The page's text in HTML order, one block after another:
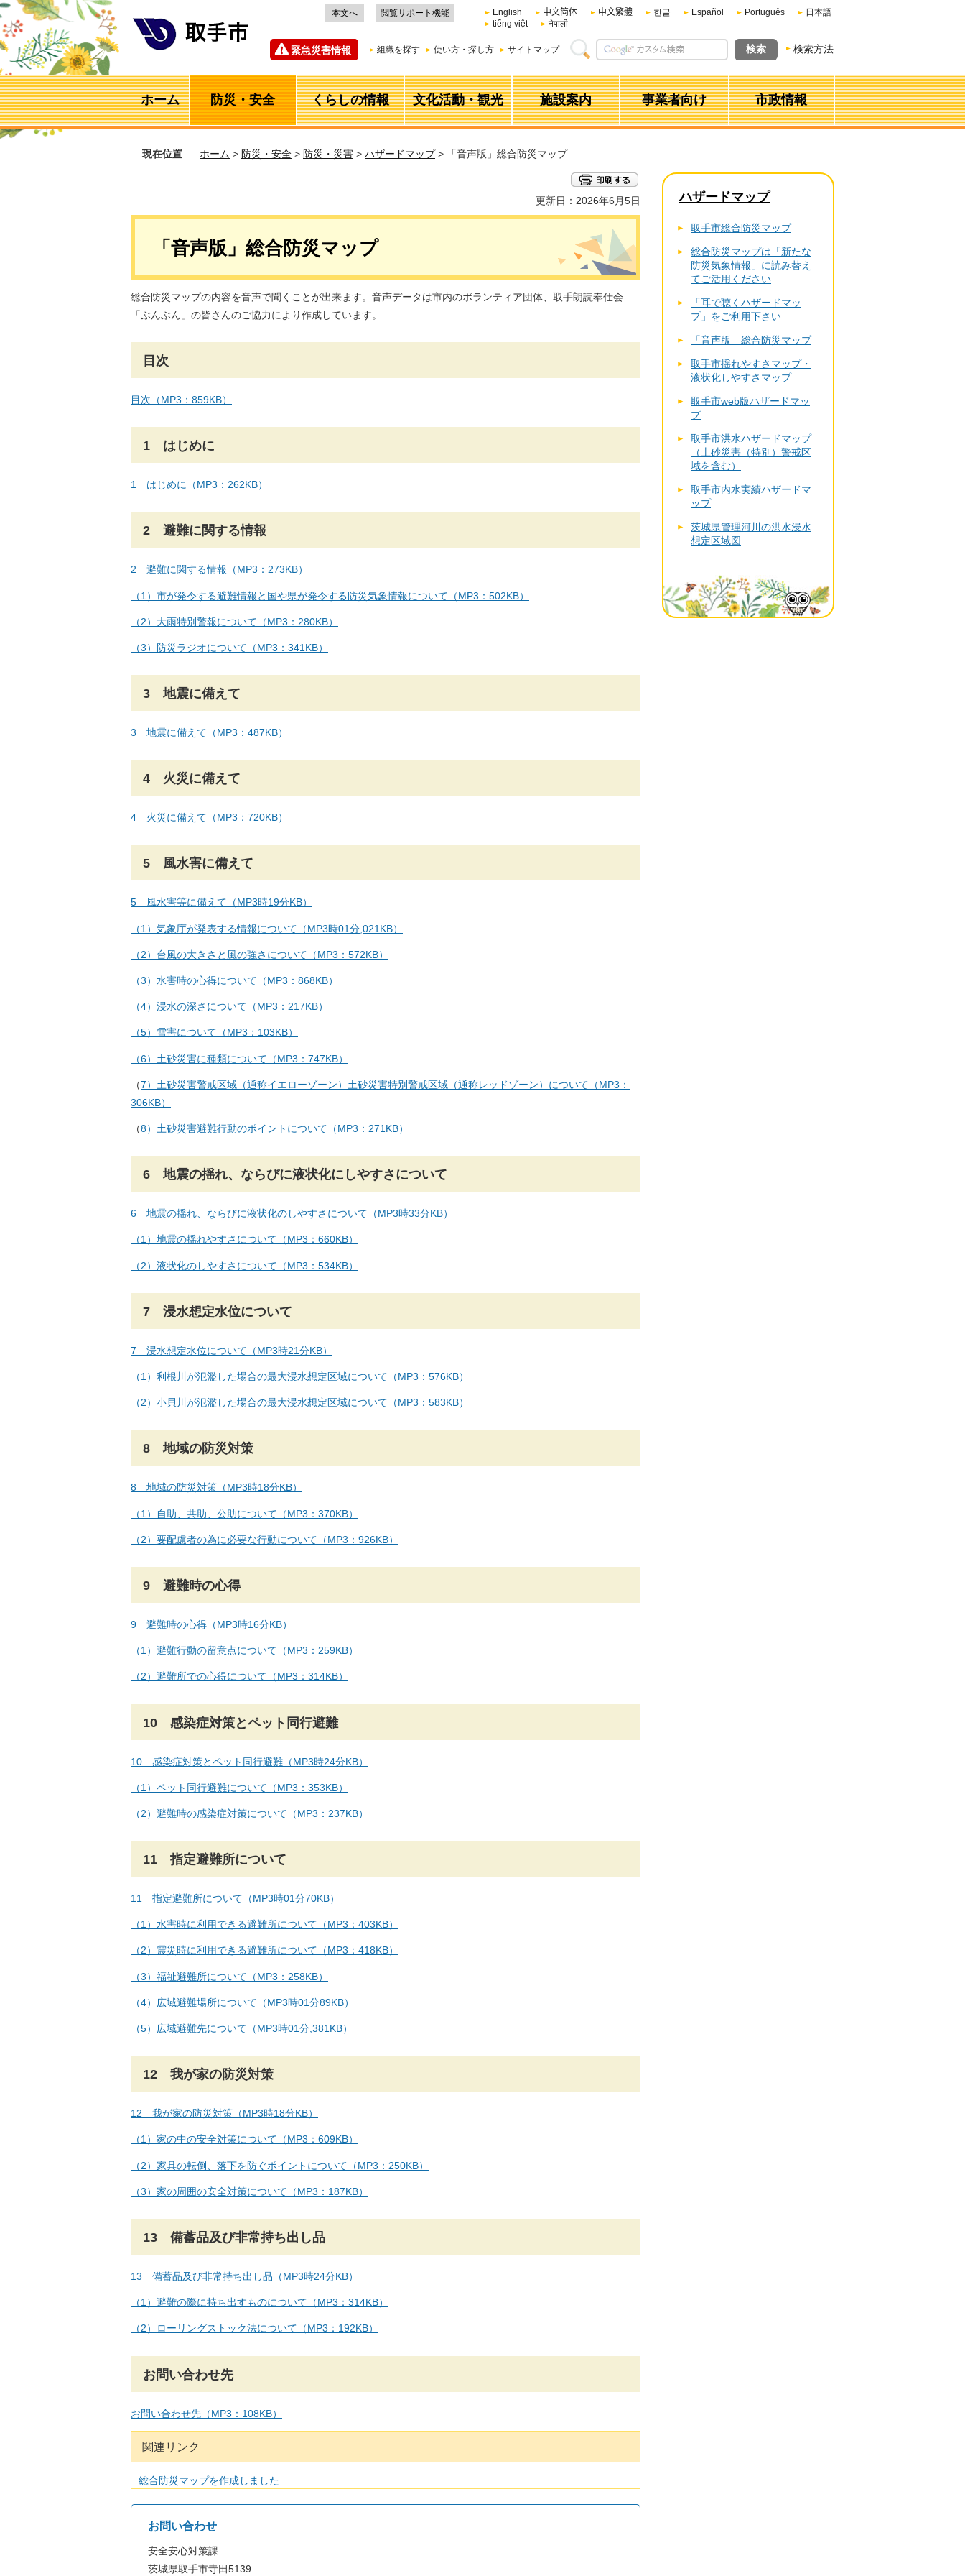
本文へ 閲覧サポート機能 English 中文简体 中文繁體 한글 Español Português
日本語
tiếng việt
नेपाली
緊急災害情報 組織を探す 使い方・探し方 サイトマップ 検索方法
ホーム 防災・安全 くらしの情報 文化活動・観光 施設案内 事業者向け 市政情報
現在位置 ホーム > 防災・安全 > 防災・災害 > ハザードマップ> 「音声版」総合防災マップ
更新日：2026年6月5日
「音声版」総合防災マップ
総合防災マップの内容を音声で聞くことが出来ます。音声データは市内のボランティア団体、取手朗読奉仕会
「ぶんぶん」の皆さんのご協力により作成しています。
目次
目次（MP3：859KB）
1 はじめに
1 はじめに（MP3：262KB）
2 避難に関する情報
2 避難に関する情報（MP3：273KB）
（1）市が発令する避難情報と国や県が発令する防災気象情報について（MP3：502KB）
（2）大雨特別警報について（MP3：280KB）
（3）防災ラジオについて（MP3：341KB）
3 地震に備えて
3 地震に備えて（MP3：487KB）
4 火災に備えて
4 火災に備えて（MP3：720KB）
5 風水害に備えて
5 風水害等に備えて（MP3時19分KB）
（1）気象庁が発表する情報について（MP3時01分,021KB）
（2）台風の大きさと風の強さについて（MP3：572KB）
（3）水害時の心得について（MP3：868KB）
（4）浸水の深さについて（MP3：217KB）
（5）雪害について（MP3：103KB）
（6）土砂災害に種類について（MP3：747KB）
（7）土砂災害警戒区域（通称イエローゾーン）土砂災害特別警戒区域（通称レッドゾーン）について（MP3：
306KB）
（8）土砂災害避難行動のポイントについて（MP3：271KB）
6 地震の揺れ、ならびに液状化にしやすさについて
6 地震の揺れ、ならびに液状化のしやすさについて（MP3時33分KB）
（1）地震の揺れやすさについて（MP3：660KB）
（2）液状化のしやすさについて（MP3：534KB）
7 浸水想定水位について
7 浸水想定水位について（MP3時21分KB）
（1）利根川が氾濫した場合の最大浸水想定区域について（MP3：576KB）
（2）小貝川が氾濫した場合の最大浸水想定区域について（MP3：583KB）
8 地域の防災対策
8 地域の防災対策（MP3時18分KB）
（1）自助、共助、公助について（MP3：370KB）
（2）要配慮者の為に必要な行動について（MP3：926KB）
9 避難時の心得
9 避難時の心得（MP3時16分KB）
（1）避難行動の留意点について（MP3：259KB）
（2）避難所での心得について（MP3：314KB）
10 感染症対策とペット同行避難
10 感染症対策とペット同行避難（MP3時24分KB）
（1）ペット同行避難について（MP3：353KB）
（2）避難時の感染症対策について（MP3：237KB）
11 指定避難所について
11 指定避難所について（MP3時01分70KB）
（1）水害時に利用できる避難所について（MP3：403KB）
（2）震災時に利用できる避難所について（MP3：418KB）
（3）福祉避難所について（MP3：258KB）
（4）広域避難場所について（MP3時01分89KB）
（5）広域避難先について（MP3時01分,381KB）
12 我が家の防災対策
12 我が家の防災対策（MP3時18分KB）
（1）家の中の安全対策について（MP3：609KB）
（2）家具の転倒、落下を防ぐポイントについて（MP3：250KB）
（3）家の周囲の安全対策について（MP3：187KB）
13 備蓄品及び非常持ち出し品
13 備蓄品及び非常持ち出し品（MP3時24分KB）
（1）避難の際に持ち出すものについて（MP3：314KB）
（2）ローリングストック法について（MP3：192KB）
お問い合わせ先
お問い合わせ先（MP3：108KB）
関連リンク
総合防災マップを作成しました
お問い合わせ
安全安心対策課
茨城県取手市寺田5139
ハザードマップ
取手市総合防災マップ
総合防災マップは「新たな
防災気象情報」に読み替え
てご活用ください
「耳で聴くハザードマッ
プ」をご利用下さい
「音声版」総合防災マップ
取手市揺れやすさマップ・
液状化しやすさマップ
取手市web版ハザードマッ
プ
取手市洪水ハザードマップ
（土砂災害（特別）警戒区
域を含む）
取手市内水実績ハザードマ
ップ
茨城県管理河川の洪水浸水
想定区域図